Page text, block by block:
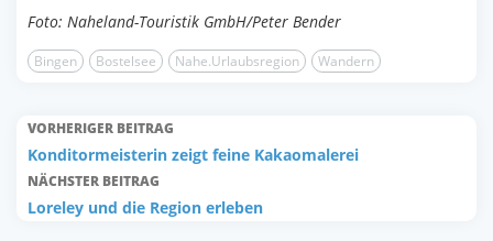
Foto: Naheland-Touristik GmbH/Peter Bender
Bingen Bostelsee Nahe.Urlaubsregion Wandern
VORHERIGER BEITRAG
Konditormeisterin zeigt feine Kakaomalerei
NÄCHSTER BEITRAG
Loreley und die Region erleben